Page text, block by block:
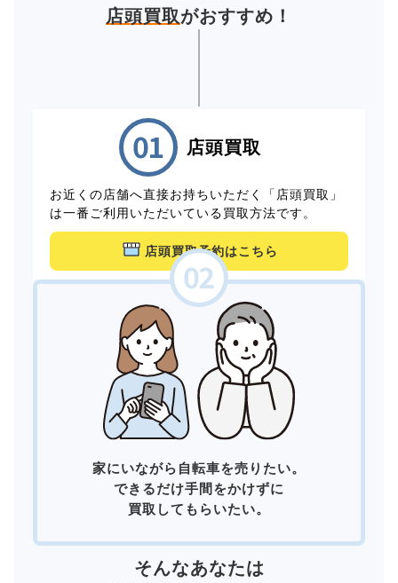
店頭買取がおすすめ！
店頭買取
お近くの店舗へ直接お持ちいただく「店頭買取」
は一番ご利用いただいている買取方法です。
店頭買取予約はこちら
家にいながら自転車を売りたい。
できるだけ手間をかけずに
買取してもらいたい。
そんなあなたは